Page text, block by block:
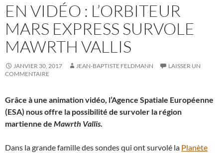
EN VIDÉO : L’ORBITEUR
MARS EXPRESS SURVOLE
MAWRTH VALLIS
JANVIER 30, 2017 JEAN-BAPTISTE FELDMANN
LAISSER UN
COMMENTAIRE
Grâce à une animation vidéo, l’Agence Spatiale Européenne
(ESA) nous offre la possibilité de survoler la région
martienne de Mawrth Vallis.
Dans la grande famille des sondes qui ont survolé la Planète